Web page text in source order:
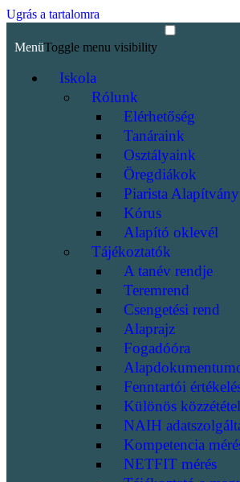
Ugrás a tartalomra
MenüToggle menu visibility
Iskola
Rólunk
Elérhetőség
Tanáraink
Osztályaink
Öregdiákok
Piarista Alapítvány
Kórus
Alapító oklevél
Tájékoztatók
A tanév rendje
Teremrend
Csengetési rend
Alaprajz
Fogadóóra
Fenntartói
Különös
NAIH
Kompetencia
NETFIT mérés